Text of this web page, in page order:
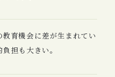
育機会に差が生まれてい
担も大きい。